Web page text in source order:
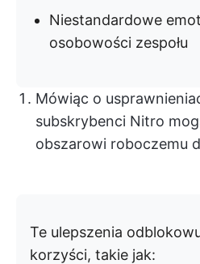
Niestandardowe
osobowości zespołu
Mówiąc o
subskrybenci Nitro
obszarowi roboczemu
Te ulepszenia
korzyści, takie jak: